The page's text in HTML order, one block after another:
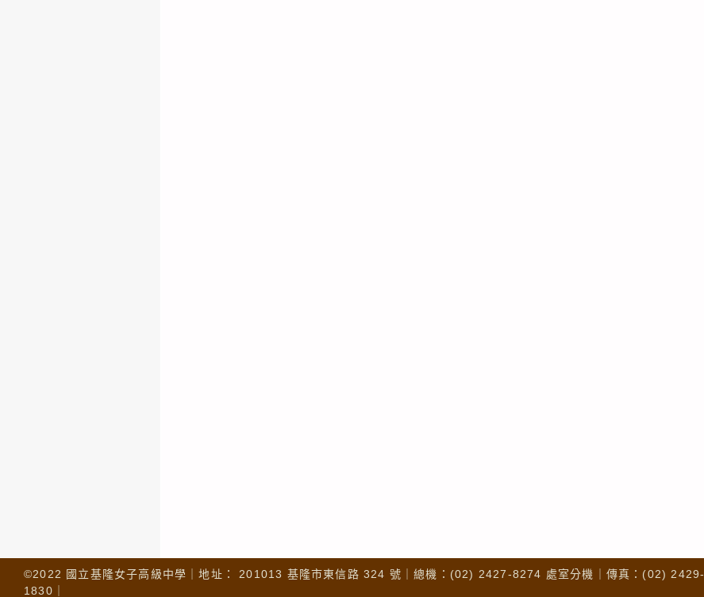
©2022 國立基隆女子高級中學｜地址： 201013 基隆市東信路 324 號｜總機：(02) 2427-8274 處室分機｜傳真：(02) 2429-
1830｜